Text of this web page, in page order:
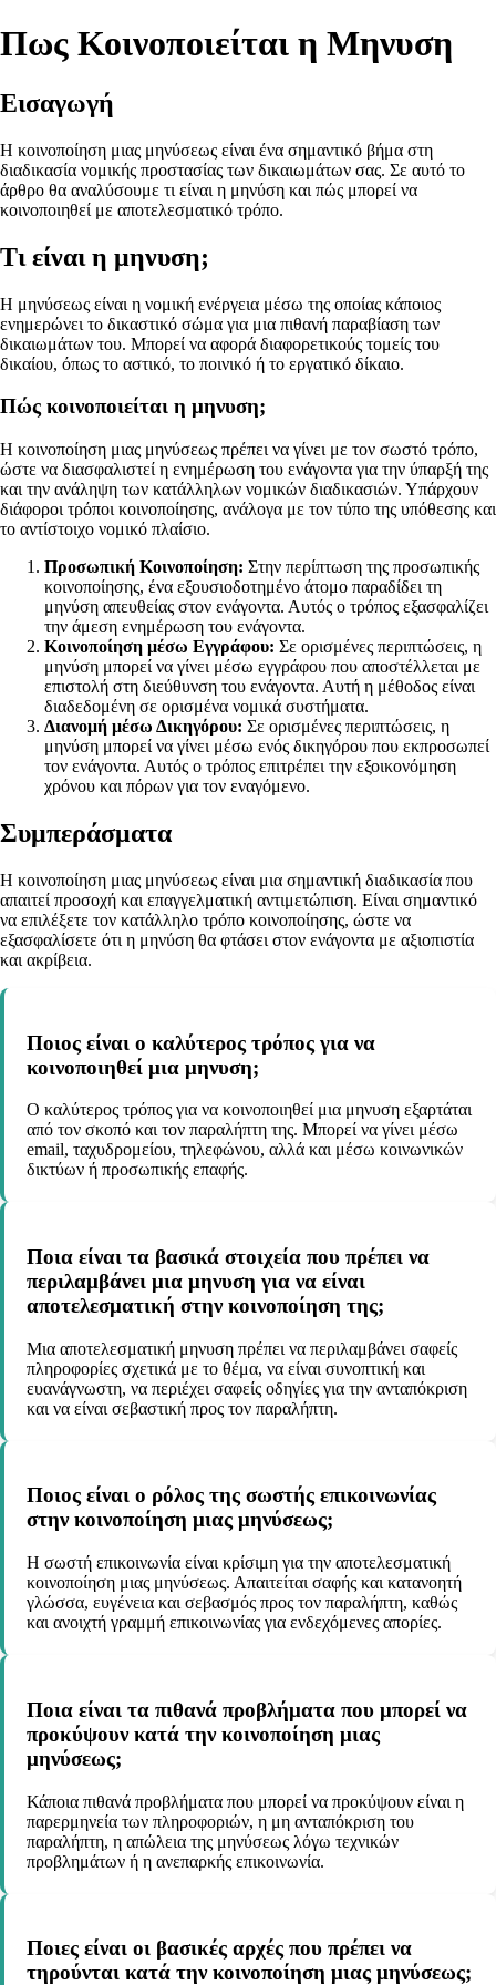
Πως Κοινοποιείται η Μηνυση
Εισαγωγή
Η κοινοποίηση μιας μηνύσεως είναι ένα σημαντικό βήμα στη
διαδικασία νομικής προστασίας των δικαιωμάτων σας. Σε αυτό το
άρθρο θα αναλύσουμε τι είναι η μηνύση και πώς μπορεί να
κοινοποιηθεί με αποτελεσματικό τρόπο.
Τι είναι η μηνυση;
Η μηνύσεως είναι η νομική ενέργεια μέσω της οποίας κάποιος
ενημερώνει το δικαστικό σώμα για μια πιθανή παραβίαση των
δικαιωμάτων του. Μπορεί να αφορά διαφορετικούς τομείς του
δικαίου, όπως το αστικό, το ποινικό ή το εργατικό δίκαιο.
Πώς κοινοποιείται η μηνυση;
Η κοινοποίηση μιας μηνύσεως πρέπει να γίνει με τον σωστό τρόπο,
ώστε να διασφαλιστεί η ενημέρωση του ενάγοντα για την ύπαρξή της
και την ανάληψη των κατάλληλων νομικών διαδικασιών. Υπάρχουν
διάφοροι τρόποι κοινοποίησης, ανάλογα με τον τύπο της υπόθεσης και
το αντίστοιχο νομικό πλαίσιο.
Προσωπική Κοινοποίηση: Στην περίπτωση της προσωπικής
κοινοποίησης, ένα εξουσιοδοτημένο άτομο παραδίδει τη
μηνύση απευθείας στον ενάγοντα. Αυτός ο τρόπος εξασφαλίζει
την άμεση ενημέρωση του ενάγοντα.
Κοινοποίηση μέσω Εγγράφου: Σε ορισμένες περιπτώσεις, η
μηνύση μπορεί να γίνει μέσω εγγράφου που αποστέλλεται με
επιστολή στη διεύθυνση του ενάγοντα. Αυτή η μέθοδος είναι
διαδεδομένη σε ορισμένα νομικά συστήματα.
Διανομή μέσω Δικηγόρου: Σε ορισμένες περιπτώσεις, η
μηνύση μπορεί να γίνει μέσω ενός δικηγόρου που εκπροσωπεί
τον ενάγοντα. Αυτός ο τρόπος επιτρέπει την εξοικονόμηση
χρόνου και πόρων για τον εναγόμενο.
Συμπεράσματα
Η κοινοποίηση μιας μηνύσεως είναι μια σημαντική διαδικασία που
απαιτεί προσοχή και επαγγελματική αντιμετώπιση. Είναι σημαντικό
να επιλέξετε τον κατάλληλο τρόπο κοινοποίησης, ώστε να
εξασφαλίσετε ότι η μηνύση θα φτάσει στον ενάγοντα με αξιοπιστία
και ακρίβεια.
Ποιος είναι ο καλύτερος τρόπος για να
κοινοποιηθεί μια μηνυση;
Ο καλύτερος τρόπος για να κοινοποιηθεί μια μηνυση εξαρτάται
από τον σκοπό και τον παραλήπτη της. Μπορεί να γίνει μέσω
email, ταχυδρομείου, τηλεφώνου, αλλά και μέσω κοινωνικών
δικτύων ή προσωπικής επαφής.
Ποια είναι τα βασικά στοιχεία που πρέπει να
περιλαμβάνει μια μηνυση για να είναι
αποτελεσματική στην κοινοποίηση της;
Μια αποτελεσματική μηνυση πρέπει να περιλαμβάνει σαφείς
πληροφορίες σχετικά με το θέμα, να είναι συνοπτική και
ευανάγνωστη, να περιέχει σαφείς οδηγίες για την ανταπόκριση
και να είναι σεβαστική προς τον παραλήπτη.
Ποιος είναι ο ρόλος της σωστής επικοινωνίας
στην κοινοποίηση μιας μηνύσεως;
Η σωστή επικοινωνία είναι κρίσιμη για την αποτελεσματική
κοινοποίηση μιας μηνύσεως. Απαιτείται σαφής και κατανοητή
γλώσσα, ευγένεια και σεβασμός προς τον παραλήπτη, καθώς
και ανοιχτή γραμμή επικοινωνίας για ενδεχόμενες απορίες.
Ποια είναι τα πιθανά προβλήματα που μπορεί να
προκύψουν κατά την κοινοποίηση μιας
μηνύσεως;
Κάποια πιθανά προβλήματα που μπορεί να προκύψουν είναι η
παρερμηνεία των πληροφοριών, η μη ανταπόκριση του
παραλήπτη, η απώλεια της μηνύσεως λόγω τεχνικών
προβλημάτων ή η ανεπαρκής επικοινωνία.
Ποιες είναι οι βασικές αρχές που πρέπει να
τηρούνται κατά την κοινοποίηση μιας μηνύσεως;